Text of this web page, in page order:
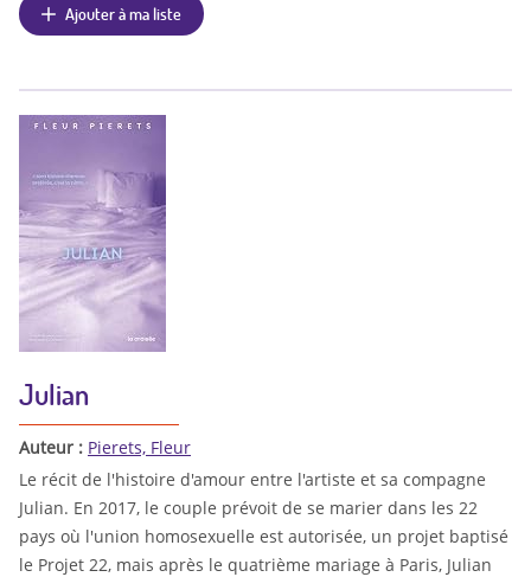
Ajouter à ma liste
Julian
Auteur : Pierets, Fleur
Le récit de l'histoire d'amour entre l'artiste et sa compagne
Julian. En 2017, le couple prévoit de se marier dans les 22
pays où l'union homosexuelle est autorisée, un projet baptisé
le Projet 22, mais après le quatrième mariage à Paris, Julian